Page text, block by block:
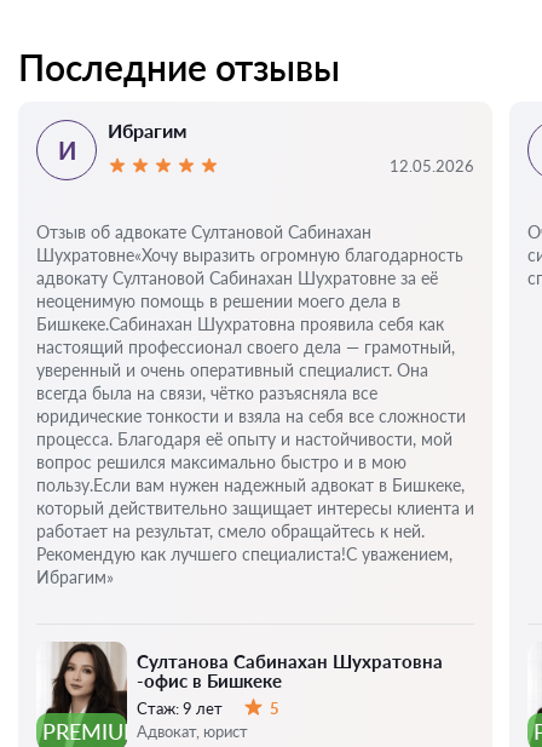
Последние отзывы
PREMIUM
Султанова Сабинахан Шухратовна
-офис в Бишкеке
Стаж:9 лет
Оценка:
5
Адвокат, юрист
И
Ибрагим
12.05.2026
Отзыв об адвокате Султановой Сабинахан
Шухратовне«Хочу выразить огромную благодарность
адвокату Султановой Сабинахан Шухратовне за её
неоценимую помощь в решении моего дела в
Бишкеке.Сабинахан Шухратовна проявила себя как
настоящий профессионал своего дела — грамотный,
уверенный и очень оперативный специалист. Она
всегда была на связи, чётко разъясняла все
юридические тонкости и взяла на себя все сложности
процесса. Благодаря её опыту и настойчивости, мой
вопрос решился максимально быстро и в мою
пользу.Если вам нужен надежный адвокат в Бишкеке,
который действительно защищает интересы клиента и
работает на результат, смело обращайтесь к ней.
Рекомендую как лучшего специалиста!С уважением,
Ибрагим»